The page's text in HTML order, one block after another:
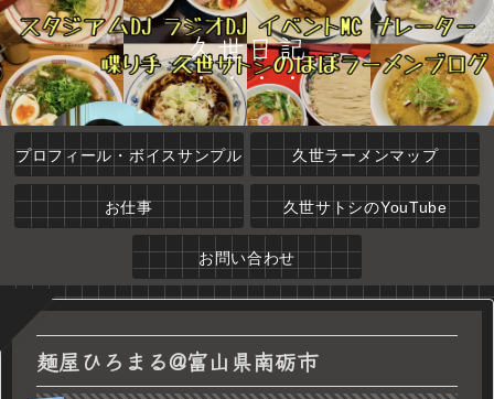
久世日記
プロフィール・ボイスサンプル 久世ラーメンマップ
お仕事 久世サトシのYouTube
お問い合わせ
麺屋ひろまる@富山県南砺市